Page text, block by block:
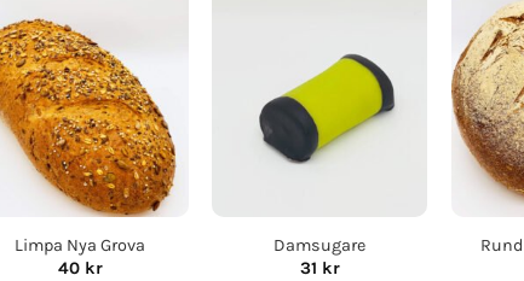
Limpa Nya Grova
40 kr
Damsugare
31 kr